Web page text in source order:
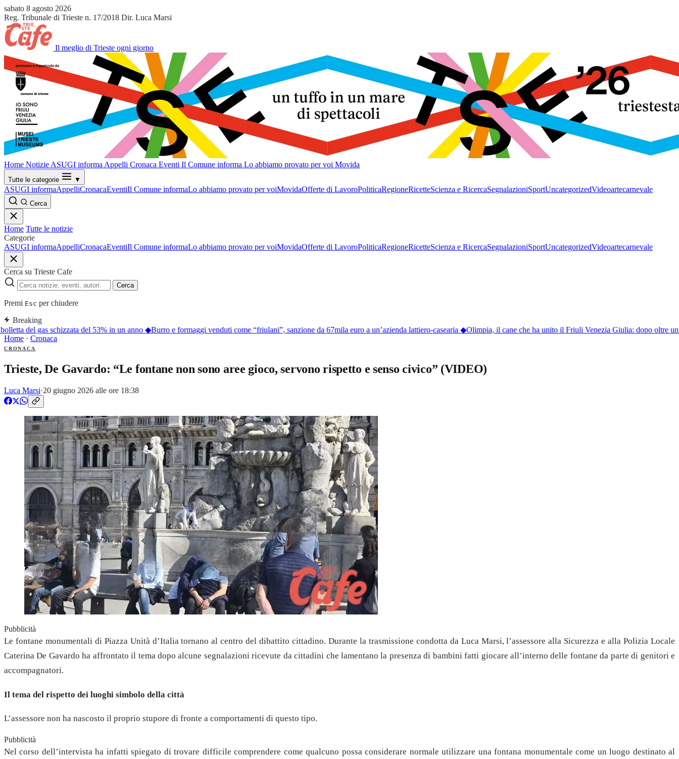
sabato 8 agosto 2026
Reg. Tribunale di Trieste n. 17/2018 Dir. Luca Marsi
Il meglio di Trieste ogni giorno
Home Notizie ASUGI informa Appelli Cronaca Eventi Il Comune informa Lo abbiamo provato per voi Movida
Tutte le categorie ▼
ASUGI informaAppelliCronacaEventiIl Comune informaLo abbiamo provato per voiMovidaOfferte di LavoroPoliticaRegioneRicetteScienza e RicercaSegnalazioniSportUncategorizedVideoartecarnevale
Cerca
Home Tutte le notizie
Categorie
ASUGI informaAppelliCronacaEventiIl Comune informaLo abbiamo provato per voiMovidaOfferte di LavoroPoliticaRegioneRicetteScienza e RicercaSegnalazioniSportUncategorizedVideoartecarnevale
Cerca su Trieste Cafe
Cerca
Premi Esc per chiudere
Breaking
del gas schizzata del 53% in un anno◆Burro e formaggi venduti come “friulani”, sanzione da 67mila euro a un’azienda lattiero-casearia◆Olimpia, il cane che ha unito il Friuli Venezia Giulia: dopo oltre un
Home · Cronaca
CRONACA
Trieste, De Gavardo: “Le fontane non sono aree gioco, servono rispetto e senso civico” (VIDEO)
Luca Marsi·20 giugno 2026 alle ore 18:38
Pubblicità
Le fontane monumentali di Piazza Unità d’Italia tornano al centro del dibattito cittadino. Durante la trasmissione condotta da Luca Marsi, l’assessore alla Sicurezza e alla Polizia Locale
Caterina De Gavardo ha affrontato il tema dopo alcune segnalazioni ricevute da cittadini che lamentano la presenza di bambini fatti giocare all’interno delle fontane da parte di genitori e
accompagnatori.
Il tema del rispetto dei luoghi simbolo della città
L’assessore non ha nascosto il proprio stupore di fronte a comportamenti di questo tipo.
Pubblicità
Nel corso dell’intervista ha infatti spiegato di trovare difficile comprendere come qualcuno possa considerare normale utilizzare una fontana monumentale come un luogo destinato al